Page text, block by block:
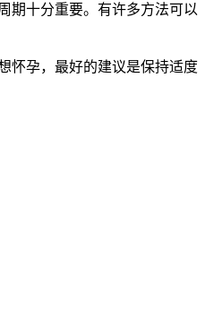
期十分重要。有许多方法可以
怀孕，最好的建议是保持适度